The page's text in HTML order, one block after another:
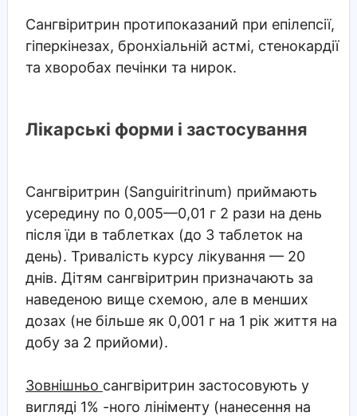
Сангвіритрин протипоказаний при епілепсії,
гіперкінезах, бронхіальній астмі, стенокардії
та хворобах печінки та нирок.
Лікарські форми і застосування
Сангвіритрин (Sanguiritrinum) приймають
усередину по 0,005—0,01 г 2 рази на день
після їди в таблетках (до 3 таблеток на
день). Тривалість курсу лікування — 20
днів. Дітям сангвіритрин призначають за
наведеною вище схемою, але в менших
дозах (не більше як 0,001 г на 1 рік життя на
добу за 2 прийоми).
Зовнішньо сангвіритрин застосовують у
вигляді 1% -ного лініменту (нанесення на